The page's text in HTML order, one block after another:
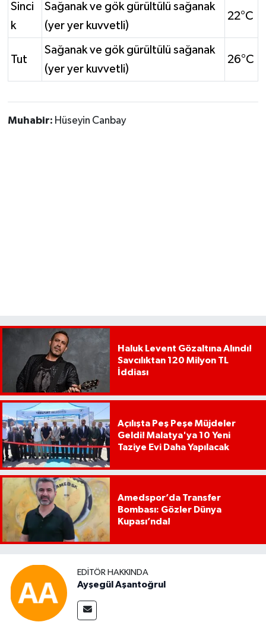
Sinci
k
Sağanak ve gök gürültülü sağanak
(yer yer kuvvetli)
22°C
Tut
Sağanak ve gök gürültülü sağanak
(yer yer kuvvetli)
26°C
Muhabir: Hüseyin Canbay
Haluk Levent Gözaltına Alındı!
Savcılıktan 120 Milyon TL
İddiası
Açılışta Peş Peşe Müjdeler
Geldi! Malatya'ya 10 Yeni
Taziye Evi Daha Yapılacak
Amedspor’da Transfer
Bombası: Gözler Dünya
Kupası’nda!
EDITÖR HAKKINDA
Ayşegül Aşantoğrul